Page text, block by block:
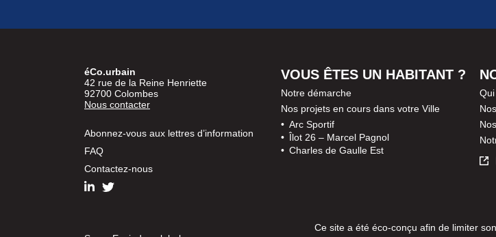
éCo.urbain
42 rue de la Reine Henriette
92700 Colombes
Nous contacter
Abonnez-vous aux lettres d’information
FAQ
Contactez-nous
VOUS ÊTES UN HABITANT ?
Notre démarche
Nos projets en cours dans votre Ville
Arc Sportif
Îlot 26 – Marcel Pagnol
Charles de Gaulle Est
Ce site a été éco-conçu afin de limiter